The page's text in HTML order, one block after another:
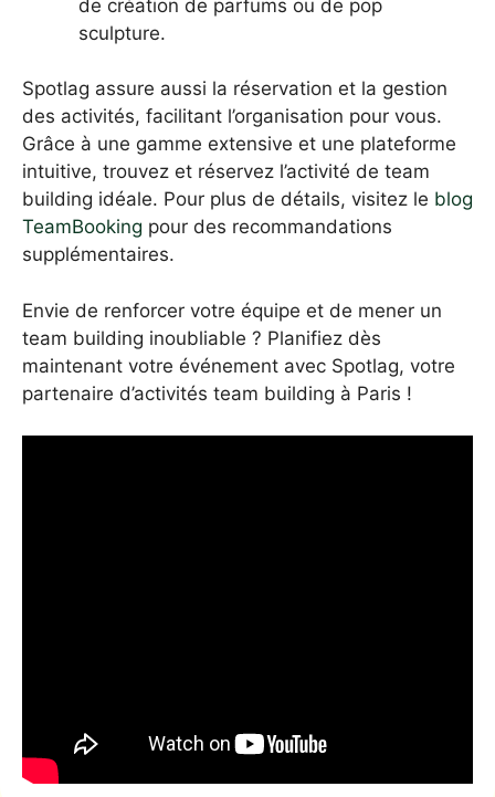
de création de parfums ou de pop
sculpture.
Spotlag assure aussi la réservation et la gestion
des activités, facilitant l’organisation pour vous.
Grâce à une gamme extensive et une plateforme
intuitive, trouvez et réservez l’activité de team
building idéale. Pour plus de détails, visitez le blog
TeamBooking pour des recommandations
supplémentaires.
Envie de renforcer votre équipe et de mener un
team building inoubliable ? Planifiez dès
maintenant votre événement avec Spotlag, votre
partenaire d’activités team building à Paris !